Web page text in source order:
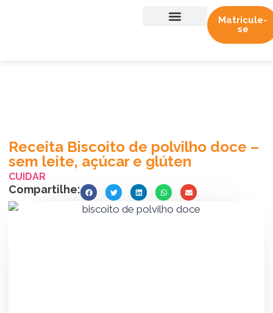
Matricule-
se
Receita Biscoito de polvilho doce –
sem leite, açúcar e glúten
CUIDAR
Compartilhe: